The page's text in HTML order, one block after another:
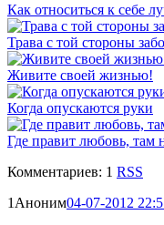
Как относиться к себе
Трава с той стороны
Живите своей жизнью!
Когда опускаются руки
Где правит любовь, там
Комментариев: 1 RSS
1 Аноним04-07-2012